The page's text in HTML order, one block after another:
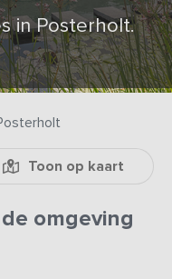
in Posterholt.
Toon op kaart
omgeving